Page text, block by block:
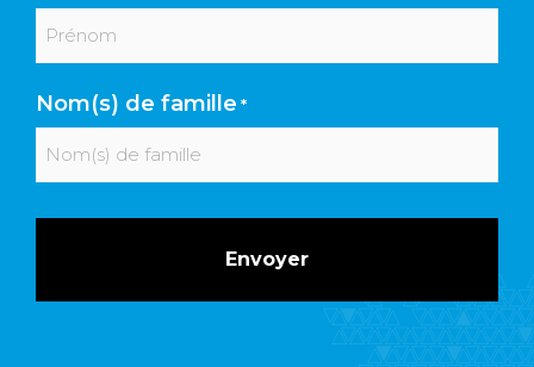
Nom(s) de famille *